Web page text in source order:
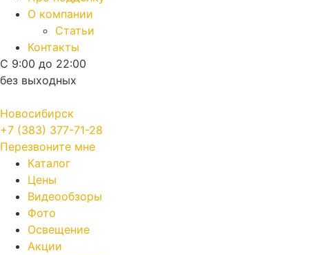
О компании
Статьи
Контакты
С 9:00 до 22:00
без выходных
Новосибирск
+7 (383) 377-71-28
Перезвоните мне
Каталог
Цены
Видеообзоры
Фото
Освещение
Акции